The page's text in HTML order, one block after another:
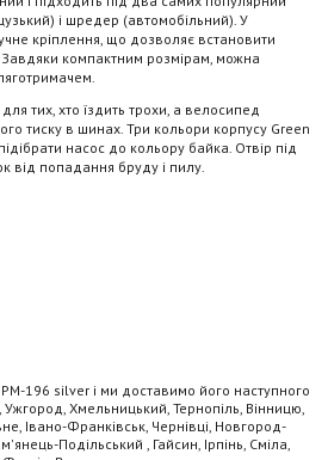
і шредер (автомобільний). У
кріплення, що дозволяє встановити
компактним розмірам, можна
тих, хто їздить трохи, а велосипед
тиску в шинах. Три кольори корпусу Green
насос до кольору байка. Отвір під
від попадання бруду і пилу.
196 silver і ми доставимо його наступного
Ужгород, Хмельницький, Тернопіль, Вінницю,
Івано-Франківськ, Чернівці, Новгород-
Подільський , Гайсин, Ірпінь, Сміла,